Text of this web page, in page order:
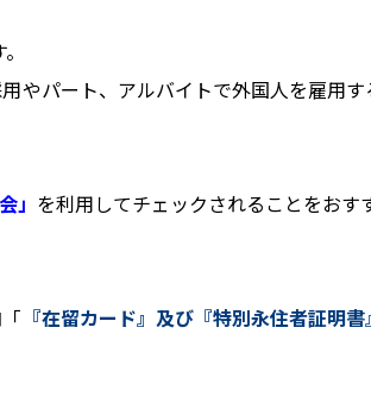
やパート、アルバイトで外国人を雇用
」 を利用してチェックされることをおす
『在留カード』及び『特別永住者証明